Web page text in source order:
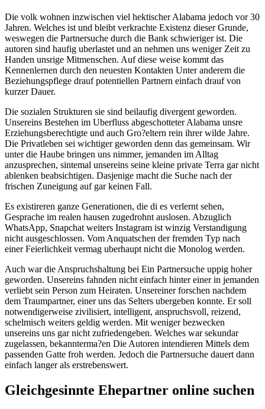
Die volk wohnen inzwischen viel hektischer Alabama jedoch vor 30
Jahren. Welches ist und bleibt verkrachte Existenz dieser Grunde,
weswegen die Partnersuche durch die Bank schwieriger ist. Die
autoren sind haufig uberlastet und an nehmen uns weniger Zeit zu
Handen unsrige Mitmenschen. Auf diese weise kommt das
Kennenlernen durch den neuesten Kontakten Unter anderem die
Beziehungspflege drauf potentiellen Partnern einfach drauf von
kurzer Dauer.
Die sozialen Strukturen sie sind beilaufig divergent geworden.
Unsereins Bestehen im Uberfluss abgeschotteter Alabama unsre
Erziehungsberechtigte und auch Gro?eltern rein ihrer wilde Jahre.
Die Privatleben sei wichtiger geworden denn das gemeinsam. Wir
unter die Haube bringen uns nimmer, jemanden im Alltag
anzusprechen, sintemal unsereins seine kleine private Terra gar nicht
ablenken beabsichtigen. Dasjenige macht die Suche nach der
frischen Zuneigung auf gar keinen Fall.
Es existireren ganze Generationen, die di es verlernt sehen,
Gesprache im realen hausen zugedrohnt auslosen. Abzuglich
WhatsApp, Snapchat weiters Instagram ist winzig Verstandigung
nicht ausgeschlossen. Vom Anquatschen der fremden Typ nach
einer Feierlichkeit vermag uberhaupt nicht die Monolog werden.
Auch war die Anspruchshaltung bei Ein Partnersuche uppig hoher
geworden. Unsereins fahnden nicht einfach hinter einer in jemanden
verliebt sein Person zum Heiraten. Unsereiner forschen nachdem
dem Traumpartner, einer uns das Selters ubergeben konnte. Er soll
notwendigerweise zivilisiert, intelligent, anspruchsvoll, reizend,
schelmisch weiters geldig werden. Mit weniger bezwecken
unsereins uns gar nicht zufriedengeben. Welches war sekundar
zugelassen, bekannterma?en Die Autoren intendieren Mittels dem
passenden Gatte froh werden. Jedoch die Partnersuche dauert dann
einfach langer als erstrebenswert.
Gleichgesinnte Ehepartner online suchen